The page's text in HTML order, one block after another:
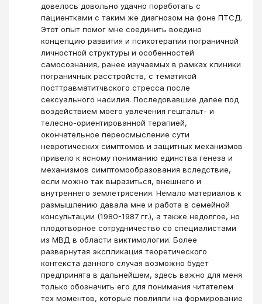
довелось довольно удачно поработать с
пациентками с таким же диагнозом на фоне ПТСД.
Этот опыт помог мне соединить воедино
концепцию развития и психотерапии пограничной
личностной структуры и особенностей
самосознания, ранее изучаемых в рамках клиники
пограничных расстройств, с тематикой
посттравматитчвского стресса после
сексуального насилия. Последовавшие далее под
воздействием моего увлечения гештальт- и
телесно-ориентированной терапией,
окончательное переосмысление сути
невротических симптомов и защитных механизмов
привело к ясному пониманию единства генеза и
механизмов симптомообразования вследствие,
если можно так выразиться, внешнего и
внутреннего землетрясения. Немало материалов к
размышлению давала мне и работа в семейной
консультации (1980-1987 гг.), а также недолгое, но
плодотворное сотрудничество со специалистами
из МВД в области виктимологии. Более
развернутая экспликация теоретического
контекста данного случая возможно будет
предпринята в дальнейшем, здесь важно для меня
только обозначить его для понимания читателем
тех моментов, которые повлияли на формирование